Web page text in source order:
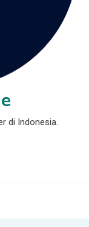
di Indonesia.